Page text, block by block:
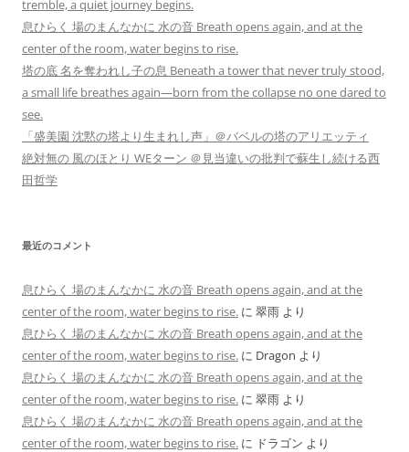
tremble, a quiet journey begins.
息ひらく 場のまんなかに 水の音 Breath opens again, and at the
center of the room, water begins to rise.
塔の底 名を奪われし子の息 Beneath a tower that never truly stood,
a small life breathes again—born from the collapse no one dared to
see.
「盛美園 沈黙の塔より生まれし声」＠バベルの塔のアリエッティ
絶対無の 風のほとり WEターン ＠見当違いの批判で蘇生し続ける西
田哲学
最近のコメント
息ひらく 場のまんなかに 水の音 Breath opens again, and at the
center of the room, water begins to rise. に 翠雨 より
息ひらく 場のまんなかに 水の音 Breath opens again, and at the
center of the room, water begins to rise. に Dragon より
息ひらく 場のまんなかに 水の音 Breath opens again, and at the
center of the room, water begins to rise. に 翠雨 より
息ひらく 場のまんなかに 水の音 Breath opens again, and at the
center of the room, water begins to rise. に ドラゴン より